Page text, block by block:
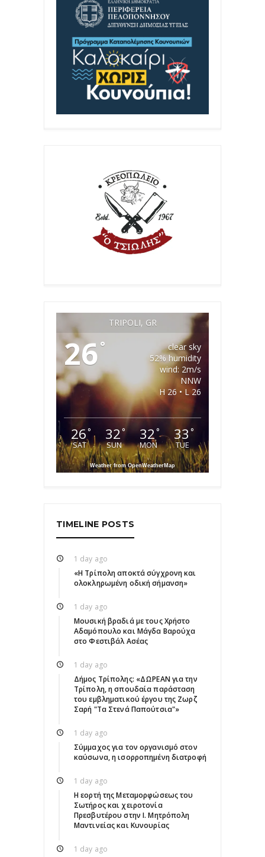
TRIPOLI, GR
26°
clear sky
52% humidity
wind: 2m/s
NNW
H 26 • L 26
26°
SAT
32°
SUN
32°
MON
33 °
TUE
Weather from OpenWeatherMap
TIMELINE POSTS
1 day ago
«Η Τρίπολη αποκτά σύγχρονη και
ολοκληρωμένη οδική σήμανση»
1 day ago
Μουσική βραδιά με τους Χρήστο
Αδαμόπουλο και Μάγδα Βαρούχα
στο Φεστιβάλ Ασέας
1 day ago
Δήμος Τρίπολης: «ΔΩΡΕΑΝ για την
Τρίπολη, η σπουδαία παράσταση
του εμβληματικού έργου της Ζωρζ
Σαρή "Τα Στενά Παπούτσια"»
1 day ago
Σύμμαχος για τον οργανισμό στον
καύσωνα, η ισορροπημένη διατροφή
1 day ago
Η εορτή της Μεταμορφώσεως του
Σωτήρος και χειροτονία
Πρεσβυτέρου στην Ι. Μητρόπολη
Μαντινείας και Κυνουρίας
1 day ago